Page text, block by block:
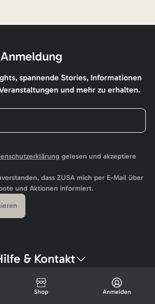
spannende Stories, Informationen
und mehr zu erhalten.
gelesen und akzeptiere
dass ZUSA mich per E-Mail über
und Aktionen informiert.
& Kontakt
Shop Anmelden